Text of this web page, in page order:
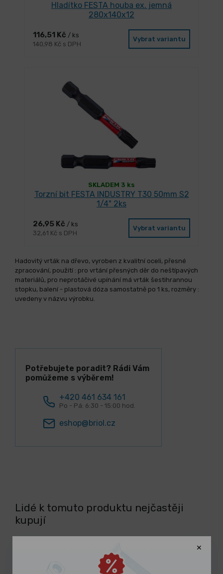
Hladítko FESTA houba ex. jemná
280x140x12
116,51 Kč / ks
140,98 Kč s DPH
Vybrat variantu
SKLADEM 3 ks
Torzní bit FESTA INDUSTRY T30 50mm S2
1/4" 2ks
26,95 Kč / ks
32,61 Kč s DPH
Vybrat variantu
Hadovitý vrták na dřevo, vyroben z kvalitní oceli, přesné
zpracování, použití : pro vrtání přesných děr do neštípavých
materiálů, pro neprotáčivé upínání má vrták šestihrannou
stopku, balení - plastová dóza samostatně po 1 ks, rozměry :
uvedeny v názvu výrobku.
Potřebujete poradit? Rádi Vám
pomůžeme s výběrem!
+420 461 634 161
Po - Pá: 6:30 - 15:00 hod.
eshop@briol.cz
Lidé k tomuto produktu nejčastěji
kupují